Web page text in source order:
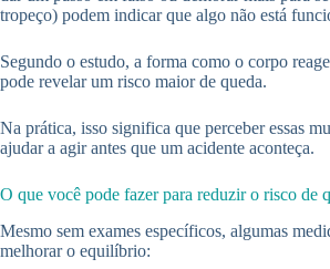
tropeço) podem indicar que algo não está
Segundo o estudo, a forma como o corpo
pode revelar um risco maior de queda.
Na prática, isso significa que perceber essas
ajudar a agir antes que um acidente aconteça.
O que você pode fazer para reduzir o risco de
Mesmo sem exames específicos, algumas
melhorar o equilíbrio: